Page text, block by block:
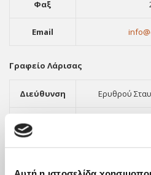
Φαξ
Email
Γραφείο Λάρισας
Διεύθυνση Ερυθρού
Τηλέφωνο
Φαξ